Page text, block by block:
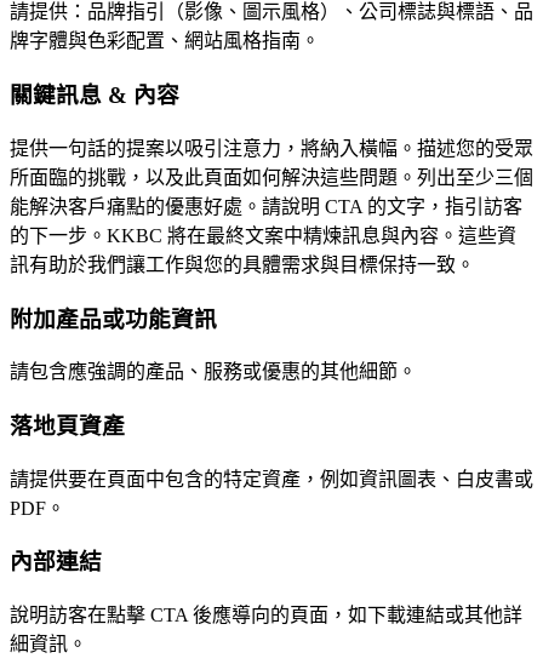
請提供：品牌指引（影像、圖示風格）、公司標誌與標語、品
牌字體與色彩配置、網站風格指南。
關鍵訊息 & 內容
提供一句話的提案以吸引注意力，將納入橫幅。描述您的受眾
所面臨的挑戰，以及此頁面如何解決這些問題。列出至少三個
能解決客戶痛點的優惠好處。請說明 CTA 的文字，指引訪客
的下一步。KKBC 將在最終文案中精煉訊息與內容。這些資
訊有助於我們讓工作與您的具體需求與目標保持一致。
附加產品或功能資訊
請包含應強調的產品、服務或優惠的其他細節。
落地頁資產
請提供要在頁面中包含的特定資產，例如資訊圖表、白皮書或
PDF。
內部連結
說明訪客在點擊 CTA 後應導向的頁面，如下載連結或其他詳
細資訊。